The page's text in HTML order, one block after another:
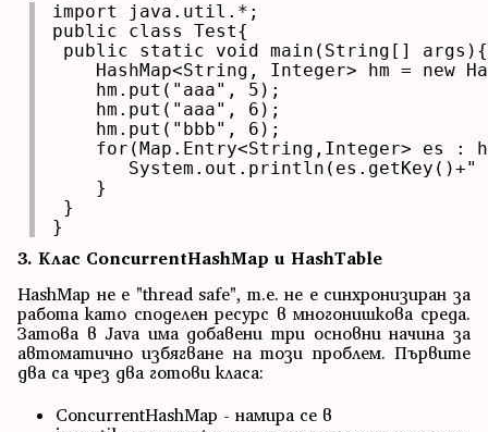
import java.util.*;
public class Test{
public static void main(String[] args){
HashMap<String, Integer> hm = new
    hm.put("aaa", 5);
    hm.put("aaa", 6);
    hm.put("bbb", 6);
for(Map.Entry<String,Integer> es :
System.out.println(es.getKey()+"
    }
}
}
3. Клас ConcurrentHashMap и HashTable
HashMap не е "thread safe", т.е. не е синхронизиран за
работа като споделен ресурс в многонишкова среда.
Затова в Java има добавени три основни начина за
автоматично избягване на този проблем. Първите
два са чрез два готови класа:
ConcurrentHashMap - намира се в